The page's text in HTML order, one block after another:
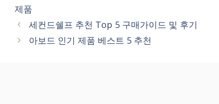
제품
세컨드쉘프 추천 Top 5 구매가이드 및 후기
아보드 인기 제품 베스트 5 추천